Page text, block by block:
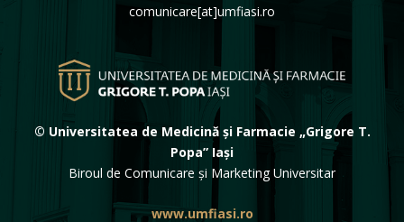
comunicare[at]umfiasi.ro
© Universitatea de Medicină și Farmacie „Grigore T.
Popa” Iași
Biroul de Comunicare și Marketing Universitar
www.umfiasi.ro